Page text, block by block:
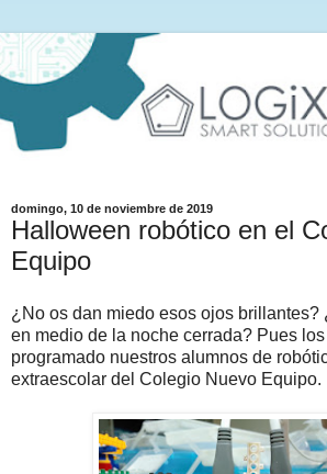
domingo, 10 de noviembre de 2019
Halloween robótico en el
Equipo
¿No os dan miedo esos ojos brillantes?
en medio de la noche cerrada? Pues
programado nuestros alumnos de
extraescolar del Colegio Nuevo Equipo.